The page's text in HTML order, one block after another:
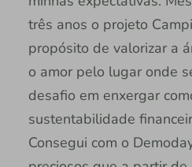
três anos o projeto
propósito de valorizar a
o amor pelo lugar onde
desafio em enxergar
sustentabilidade
Consegui com o